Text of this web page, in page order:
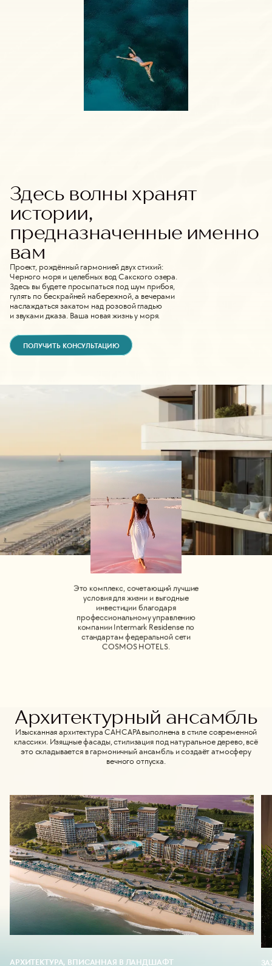
Здесь волны хранят
истории,
предназначенные именно
вам
Проект, рождённый гармонией двух стихий:
Черного моря и целебных вод Сакского озера.
Здесь вы будете просыпаться под шум прибоя,
гулять по бескрайней набережной, а вечерами
наслаждаться закатом над розовой гладью
и звуками джаза. Ваша новая жизнь у моря.
ПОЛУЧИТЬ КОНСУЛЬТАЦИЮ
Это комплекс, сочетающий лучшие
условия для жизни и выгодные
инвестиции благодаря
профессиональному управлению
компании Intermark Residense по
стандартам федеральной сети
COSMOS HOTELS.
Архитектурный ансамбль
Изысканная архитектура САНСАРА выполнена в стиле современной
классики. Изящные фасады, стилизация под натуральное дерево, всё
это складывается в гармоничный ансамбль и создаёт атмосферу
вечного отпуска.
АРХИТЕКТУРА, ВПИСАННАЯ В ЛАНДШАФТ